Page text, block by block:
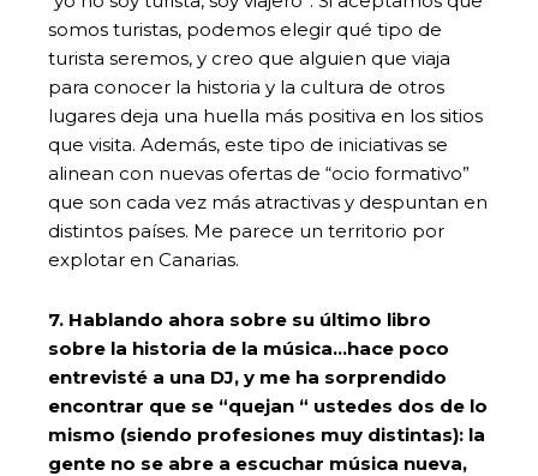
somos turistas, podemos elegir qué tipo de
turista seremos, y creo que alguien que viaja
para conocer la historia y la cultura de otros
lugares deja una huella más positiva en los sitios
que visita. Además, este tipo de iniciativas se
alinean con nuevas ofertas de “ocio formativo”
que son cada vez más atractivas y despuntan en
distintos países. Me parece un territorio por
explotar en Canarias.
7. Hablando ahora sobre su último libro
sobre la historia de la música…hace poco
entrevisté a una DJ, y me ha sorprendido
encontrar que se “quejan “ ustedes dos de lo
mismo (siendo profesiones muy distintas): la
gente no se abre a escuchar música nueva,